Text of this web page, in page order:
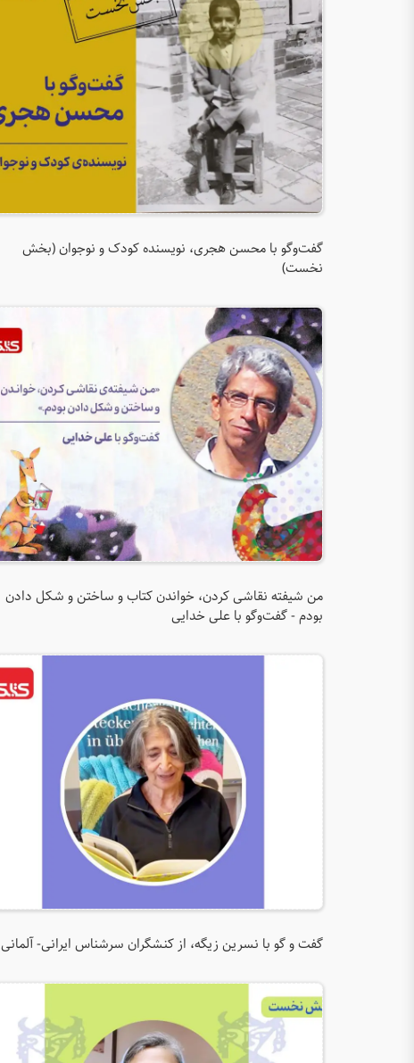
گفت‌و‌گو با محسن هجری، نویسنده کودک و نوجوان (بخش
نخست)
من شیفته نقاشی کردن، خواندن کتاب و ساختن و شکل دادن
بودم - گفت‌وگو با علی خدایی
گفت و گو با نسرین زیگه، از کنشگران سرشناس ایرانی- آلمانی